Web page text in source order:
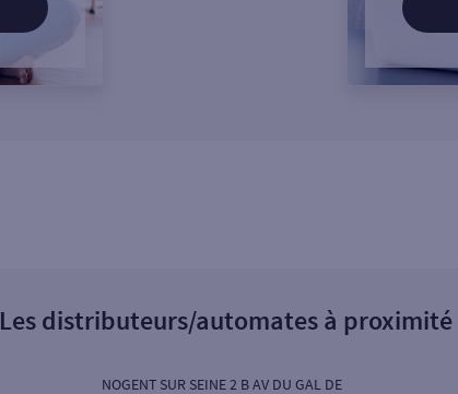
Les distributeurs/automates à proximité
NOGENT SUR SEINE 2 B AV DU GAL DE